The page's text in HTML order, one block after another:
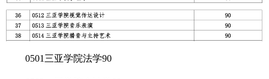
0501三亚学院法学90